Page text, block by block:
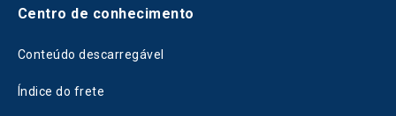
Centro de conhecimento
Conteúdo descarregável
Índice do frete